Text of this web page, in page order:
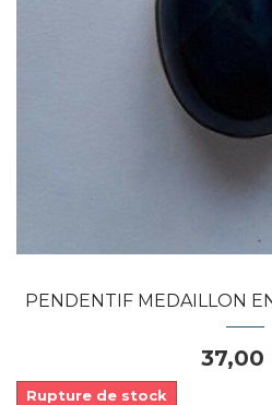
PENDENTIF MEDAILLON
37,00
Rupture de stock